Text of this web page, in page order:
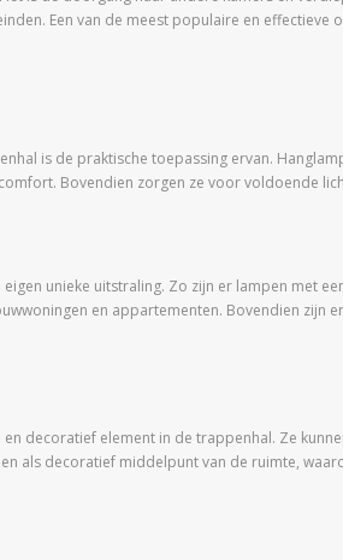
Een van de meest populaire en effectieve
is de praktische toepassing ervan.
Bovendien zorgen ze voor voldoende
unieke uitstraling. Zo zijn er lampen met
en appartementen. Bovendien zijn
decoratief element in de trappenhal. Ze
als decoratief middelpunt van de ruimte,